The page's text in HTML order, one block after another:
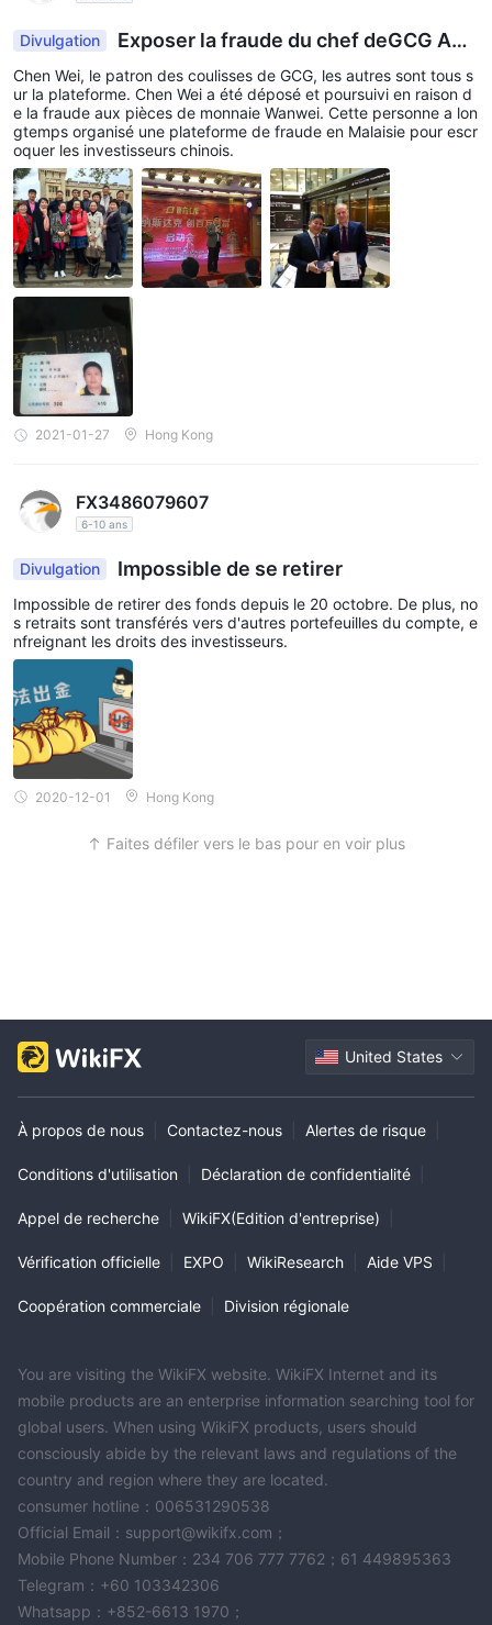
Divulgation
Exposer la fraude du chef deGCG ASI
A
Chen Wei, le patron des coulisses de GCG, les autres sont tous s
ur la plateforme. Chen Wei a été déposé et poursuivi en raison d
e la fraude aux pièces de monnaie Wanwei. Cette personne a lon
gtemps organisé une plateforme de fraude en Malaisie pour escr
oquer les investisseurs chinois.
2021-01-27 Hong Kong
FX3486079607
6-10 ans
Divulgation Impossible de se retirer
Impossible de retirer des fonds depuis le 20 octobre. De plus, no
s retraits sont transférés vers d'autres portefeuilles du compte, e
nfreignant les droits des investisseurs.
2020-12-01 Hong Kong
Faites défiler vers le bas pour en voir plus
United States
À propos de nous Contactez-nous Alertes de risque
Conditions d'utilisation Déclaration de confidentialité
Appel de recherche WikiFX(Edition d'entreprise)
Vérification officielle EXPO WikiResearch Aide VPS
Coopération commerciale Division régionale
You are visiting the WikiFX website. WikiFX Internet and its
mobile products are an enterprise information searching tool for
global users. When using WikiFX products, users should
consciously abide by the relevant laws and regulations of the
country and region where they are located.
consumer hotline：006531290538
Official Email：support@wikifx.com；
Mobile Phone Number：234 706 777 7762；61 449895363
Telegram：+60 103342306
Whatsapp：+852-6613 1970；